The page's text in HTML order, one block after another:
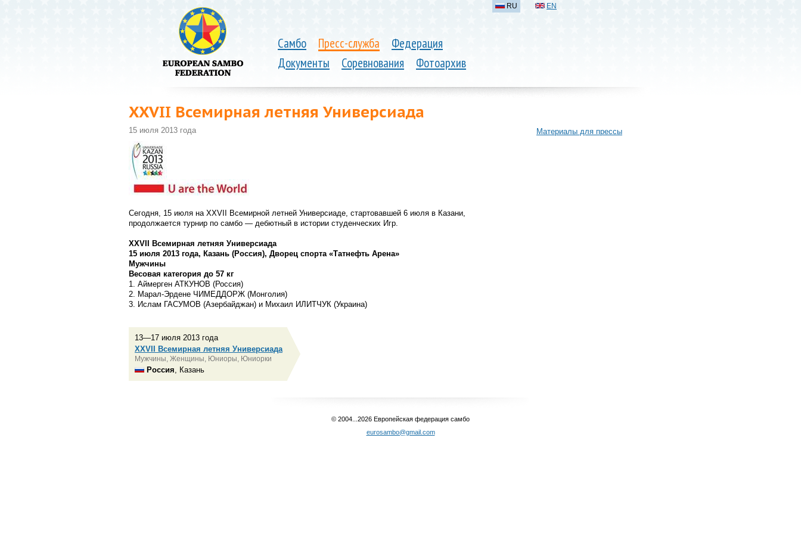
Самбо Пресс-служба
Федерация
Документы
Соревнования Фотоархив
RU EN
XXVII Всемирная летняя Универсиада
15 июля 2013 года
Сегодня, 15 июля на XXVII Всемирной летней Универсиаде, стартовавшей 6 июля в Казани,
продолжается турнир по самбо — дебютный в истории студенческих Игр.
XXVII Всемирная летняя Универсиада
15 июля 2013 года, Казань (Россия), Дворец спорта «Татнефть Арена»
Мужчины
Весовая категория до 57 кг
1. Аймерген АТКУНОВ (Россия)
2. Марал-Эрдене ЧИМЕДДОРЖ (Монголия)
3. Ислам ГАСУМОВ (Азербайджан) и Михаил ИЛИТЧУК (Украина)
13—17 июля 2013 года
XXVII Всемирная летняя Универсиада
Мужчины, Женщины, Юниоры, Юниорки
Россия , Казань
Материалы для прессы
© 2004...2026 Европейская федерация самбо
eurosambo@gmail.com